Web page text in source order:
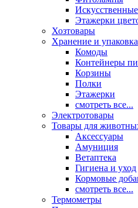
Этажерки
Хозтовары
Хранение и упаковка
Комоды
Контейнеры
Корзины
Полки
Этажерки
смотреть все...
Электротовары
Товары для
Аксессуары
Амуниция
Ветаптека
Гигиена и уход
Кормовые
смотреть все...
Термометры